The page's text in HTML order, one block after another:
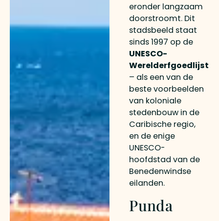
eronder langzaam
doorstroomt. Dit
stadsbeeld staat
sinds 1997 op de
UNESCO-
Werelderfgoedlijst
– als een van de
beste voorbeelden
van koloniale
stedenbouw in de
Caribische regio,
en de enige
UNESCO-
hoofdstad van de
Benedenwindse
eilanden.
Punda